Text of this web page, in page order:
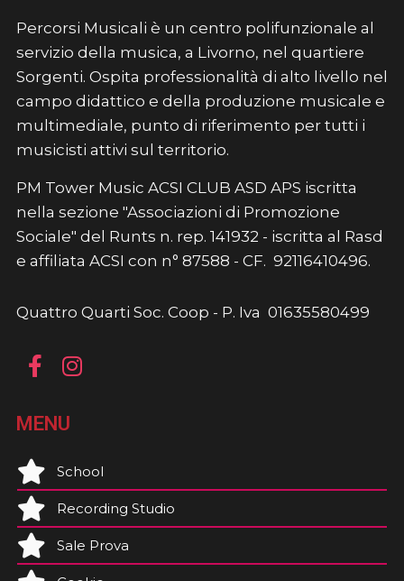
Percorsi Musicali è un centro polifunzionale al
servizio della musica, a Livorno, nel quartiere
Sorgenti. Ospita professionalità di alto livello nel
campo didattico e della produzione musicale e
multimediale, punto di riferimento per tutti i
musicisti attivi sul territorio.
PM Tower Music ACSI CLUB ASD APS iscritta
nella sezione "Associazioni di Promozione
Sociale" del Runts n. rep. 141932 - iscritta al Rasd
e affiliata ACSI con n° 87588 - CF. 92116410496.
Quattro Quarti Soc. Coop - P. Iva 01635580499
MENU
School
Recording Studio
Sale Prova